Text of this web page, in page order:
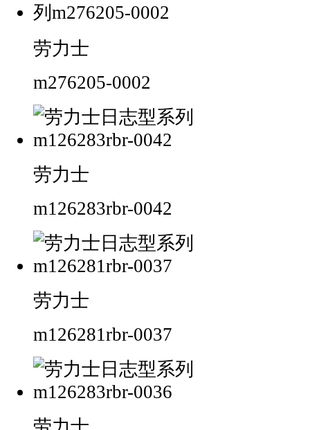
劳力士
m276205-0002
劳力士
m126283rbr-0042
劳力士
m126281rbr-0037